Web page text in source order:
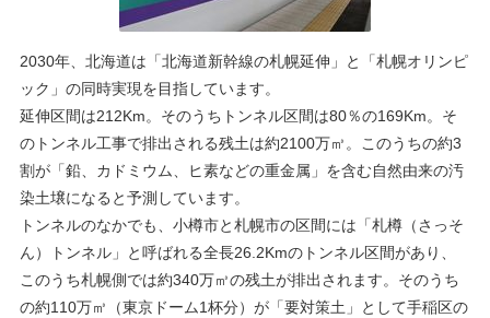
2030年、北海道は「北海道新幹線の札幌延伸」と「札幌オリンピ
ック」の同時実現を目指しています。
延伸区間は212Km。そのうちトンネル区間は80％の169Km。そ
のトンネル工事で排出される残土は約2100万㎥。このうちの約3
割が「鉛、カドミウム、ヒ素などの重金属」を含む自然由来の汚
染土壌になると予測しています。
トンネルのなかでも、小樽市と札幌市の区間には「札樽（さっそ
ん）トンネル」と呼ばれる全長26.2Kmのトンネル区間があり、
このうち札幌側では約340万㎥の残土が排出されます。そのうち
の約110万㎥（東京ドーム1杯分）が「要対策土」として手稲区の